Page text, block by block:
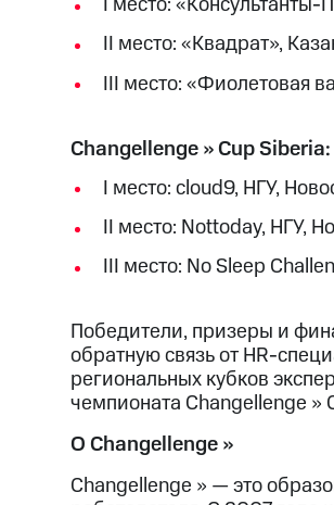
II место: «Квадрат»,
III место: «Фиолетовая
Changellenge >> Cup Siberia:
I место: cloud9, НГУ,
II место: Nottoday, НГУ,
III место: No Sleep
Победители, призеры и
обратную связь от HR-
региональных кубков
чемпионата Changellenge >>
О Changellenge >>
Changellenge >> — это